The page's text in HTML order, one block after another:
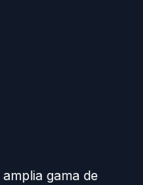
gama de